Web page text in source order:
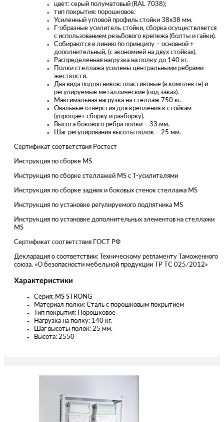
цвет: серый полуматовый (RAL 7038);
тип покрытия: порошковое.
Усиленный угловой профиль стойки 38х38 мм.
Г-образные усилитель стойки, сборка осуществляется
с использованием резьбового крепежа (болты и гайки).
Собираются в линию по принципу – основной +
дополнительный, (с экономией на двух стойках).
Распределенная нагрузка на полку до 140 кг.
Полки стеллажа усилены центральными ребрами
жесткости.
Два вида подпятников: пластиковые (в комплекте) и
регулируемые металлические (под заказ).
Максимальная нагрузка на стеллаж 750 кг.
Овальные отверстия для крепления к стойкам
(упрощает сборку и разборку).
Высота бокового ребра полки – 33 мм.
Шаг регулирования высоты полок – 25 мм.
Сертификат соответствия Ростест
Инструкция по сборке MS
Инструкция по сборке стеллажей MS с Т-усилителями
Инструкция по сборке задних и боковых стенок стеллажа MS
Инструкция по установке регулируемого подпятника MS
Инструкция по установке дополнительных элементов на стеллажи
MS
Сертификат соответствия ГОСТ РФ
Декларация о соответствии: Техническому регламенту Таможенного
союза. «О безопасности мебельной продукции ТР ТС 025/2012»
Характеристики
Серия: MS STRONG
Материал полки: Сталь с порошковым покрытием
Тип покрытия: Порошковое
Нагрузка на полку: 140 кг.
Шаг высоты полок: 25 мм.
Высота: 2550